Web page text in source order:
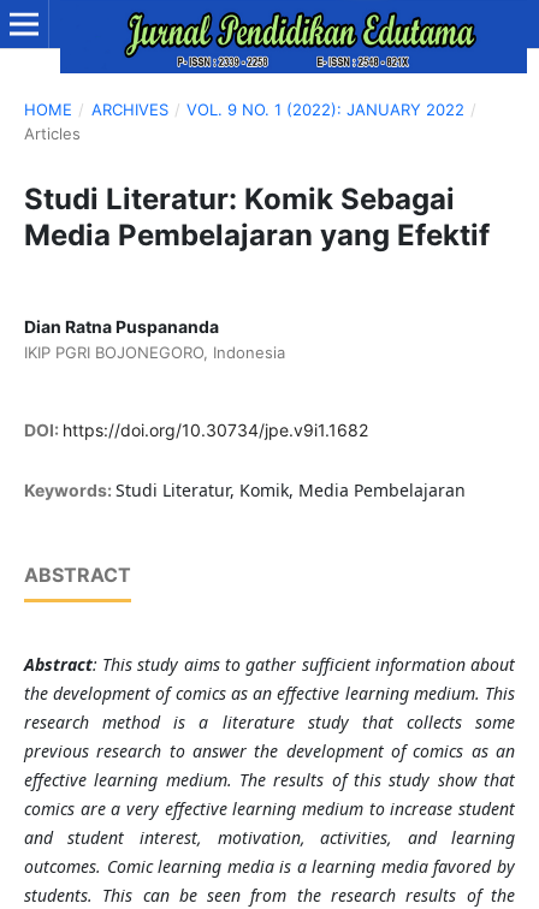
HOME / ARCHIVES / VOL. 9 NO. 1 (2022): JANUARY 2022 /
Articles
Studi Literatur: Komik Sebagai
Media Pembelajaran yang Efektif
Dian Ratna Puspananda
IKIP PGRI BOJONEGORO, Indonesia
DOI: https://doi.org/10.30734/jpe.v9i1.1682
Keywords: Studi Literatur, Komik, Media Pembelajaran
ABSTRACT
Abstract: This study aims to gather sufficient information about
the development of comics as an effective learning medium. This
research method is a literature study that collects some
previous research to answer the development of comics as an
effective learning medium. The results of this study show that
comics are a very effective learning medium to increase student
and student interest, motivation, activities, and learning
outcomes. Comic learning media is a learning media favored by
students. This can be seen from the research results of the